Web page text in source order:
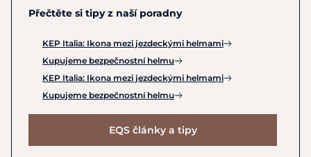
Přečtěte si tipy z naší poradny
KEP Italia: Ikona mezi jezdeckými helmami
Kupujeme bezpečnostní helmu
KEP Italia: Ikona mezi jezdeckými helmami
Kupujeme bezpečnostní helmu
EQS články a tipy